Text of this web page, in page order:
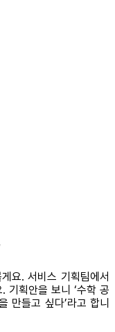
요. 서비스 기획팀에서
기획안을 보니 ‘수학 공
만들고 싶다’라고 합니